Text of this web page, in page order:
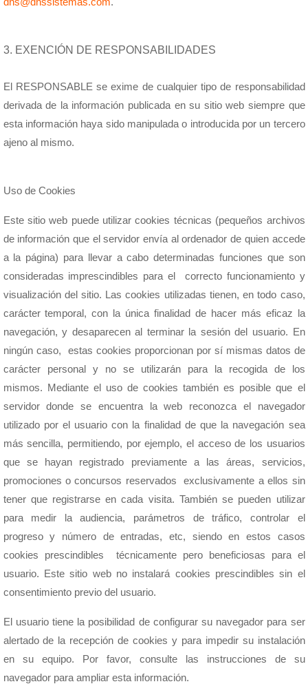
3. EXENCIÓN DE RESPONSABILIDADES
El RESPONSABLE se exime de cualquier tipo de responsabilidad
derivada de la información publicada en su sitio web siempre que
esta información haya sido manipulada o introducida por un tercero
ajeno al mismo.
Uso de Cookies
Este sitio web puede utilizar cookies técnicas (pequeños archivos
de información que el servidor envía al ordenador de quien accede
a la página) para llevar a cabo determinadas funciones que son
consideradas imprescindibles para el correcto funcionamiento y
visualización del sitio. Las cookies utilizadas tienen, en todo caso,
carácter temporal, con la única finalidad de hacer más eficaz la
navegación, y desaparecen al terminar la sesión del usuario. En
ningún caso, estas cookies proporcionan por sí mismas datos de
carácter personal y no se utilizarán para la recogida de los
mismos. Mediante el uso de cookies también es posible que el
servidor donde se encuentra la web reconozca el navegador
utilizado por el usuario con la finalidad de que la navegación sea
más sencilla, permitiendo, por ejemplo, el acceso de los usuarios
que se hayan registrado previamente a las áreas, servicios,
promociones o concursos reservados exclusivamente a ellos sin
tener que registrarse en cada visita. También se pueden utilizar
para medir la audiencia, parámetros de tráfico, controlar el
progreso y número de entradas, etc, siendo en estos casos
cookies prescindibles técnicamente pero beneficiosas para el
usuario. Este sitio web no instalará cookies prescindibles sin el
consentimiento previo del usuario.
El usuario tiene la posibilidad de configurar su navegador para ser
alertado de la recepción de cookies y para impedir su instalación
en su equipo. Por favor, consulte las instrucciones de su
navegador para ampliar esta información.